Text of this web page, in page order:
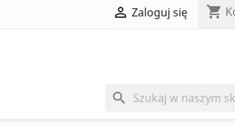
 Zaloguj się shopping_cart
search